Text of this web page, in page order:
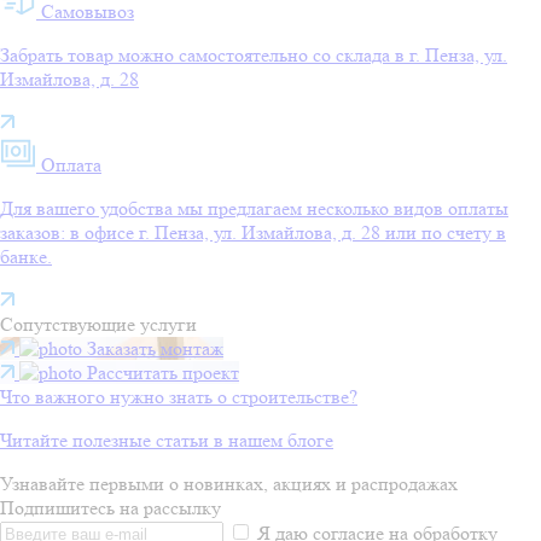
Самовывоз
Забрать товар можно самостоятельно со склада в г. Пенза, ул.
Измайлова, д. 28
Оплата
Для вашего удобства мы предлагаем несколько видов оплаты
заказов: в офисе г. Пенза, ул. Измайлова, д. 28 или по счету в
банке.
Сопутствующие услуги
Заказать монтаж
Рассчитать проект
Что важного нужно знать о строительстве?
Читайте полезные статьи в нашем блоге
Узнавайте первыми о новинках, акциях и распродажах
Подпишитесь на рассылку
Я даю согласие на обработку